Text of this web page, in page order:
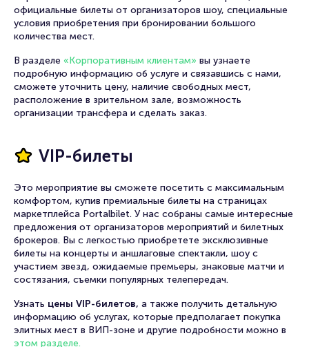
официальные билеты от организаторов шоу, специальные
условия приобретения при бронировании большого
количества мест.
В разделе «Корпоративным клиентам» вы узнаете
подробную информацию об услуге и связавшись с нами,
сможете уточнить цену, наличие свободных мест,
расположение в зрительном зале, возможность
организации трансфера и сделать заказ.
VIP-билеты
Это мероприятие вы сможете посетить с максимальным
комфортом, купив премиальные билеты на страницах
маркетплейса Portalbilet. У нас собраны самые интересные
предложения от организаторов мероприятий и билетных
брокеров. Вы с легкостью приобретете эксклюзивные
билеты на концерты и аншлаговые спектакли, шоу с
участием звезд, ожидаемые премьеры, знаковые матчи и
состязания, съемки популярных телепередач.
Узнать цены VIP-билетов, а также получить детальную
информацию об услугах, которые предполагает покупка
элитных мест в ВИП-зоне и другие подробности можно в
этом разделе.